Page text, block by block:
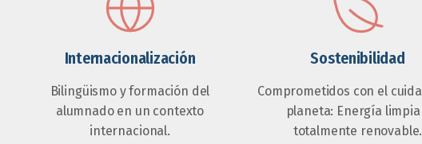
Internacionalización
Bilingüismo y formación del
alumnado en un contexto
internacional.
Sostenibilidad
Comprometidos con el
planeta: Energía
totalmente renovable.